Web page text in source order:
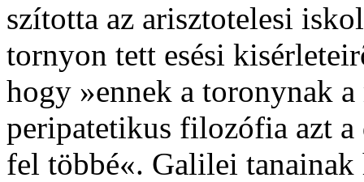
szította az arisztotelesi
tornyon tett esési
hogy »ennek a toronynak a
peripatetikus filozófia azt
fel többé«. Galilei tanainak